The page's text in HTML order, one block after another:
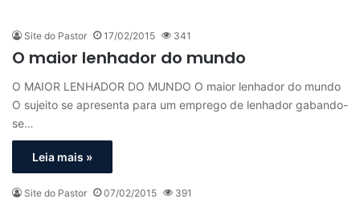
Site do Pastor 17/02/2015 341
O maior lenhador do mundo
O MAIOR LENHADOR DO MUNDO O maior lenhador do mundo
O sujeito se apresenta para um emprego de lenhador gabando-
se…
Leia mais »
Site do Pastor 07/02/2015 391